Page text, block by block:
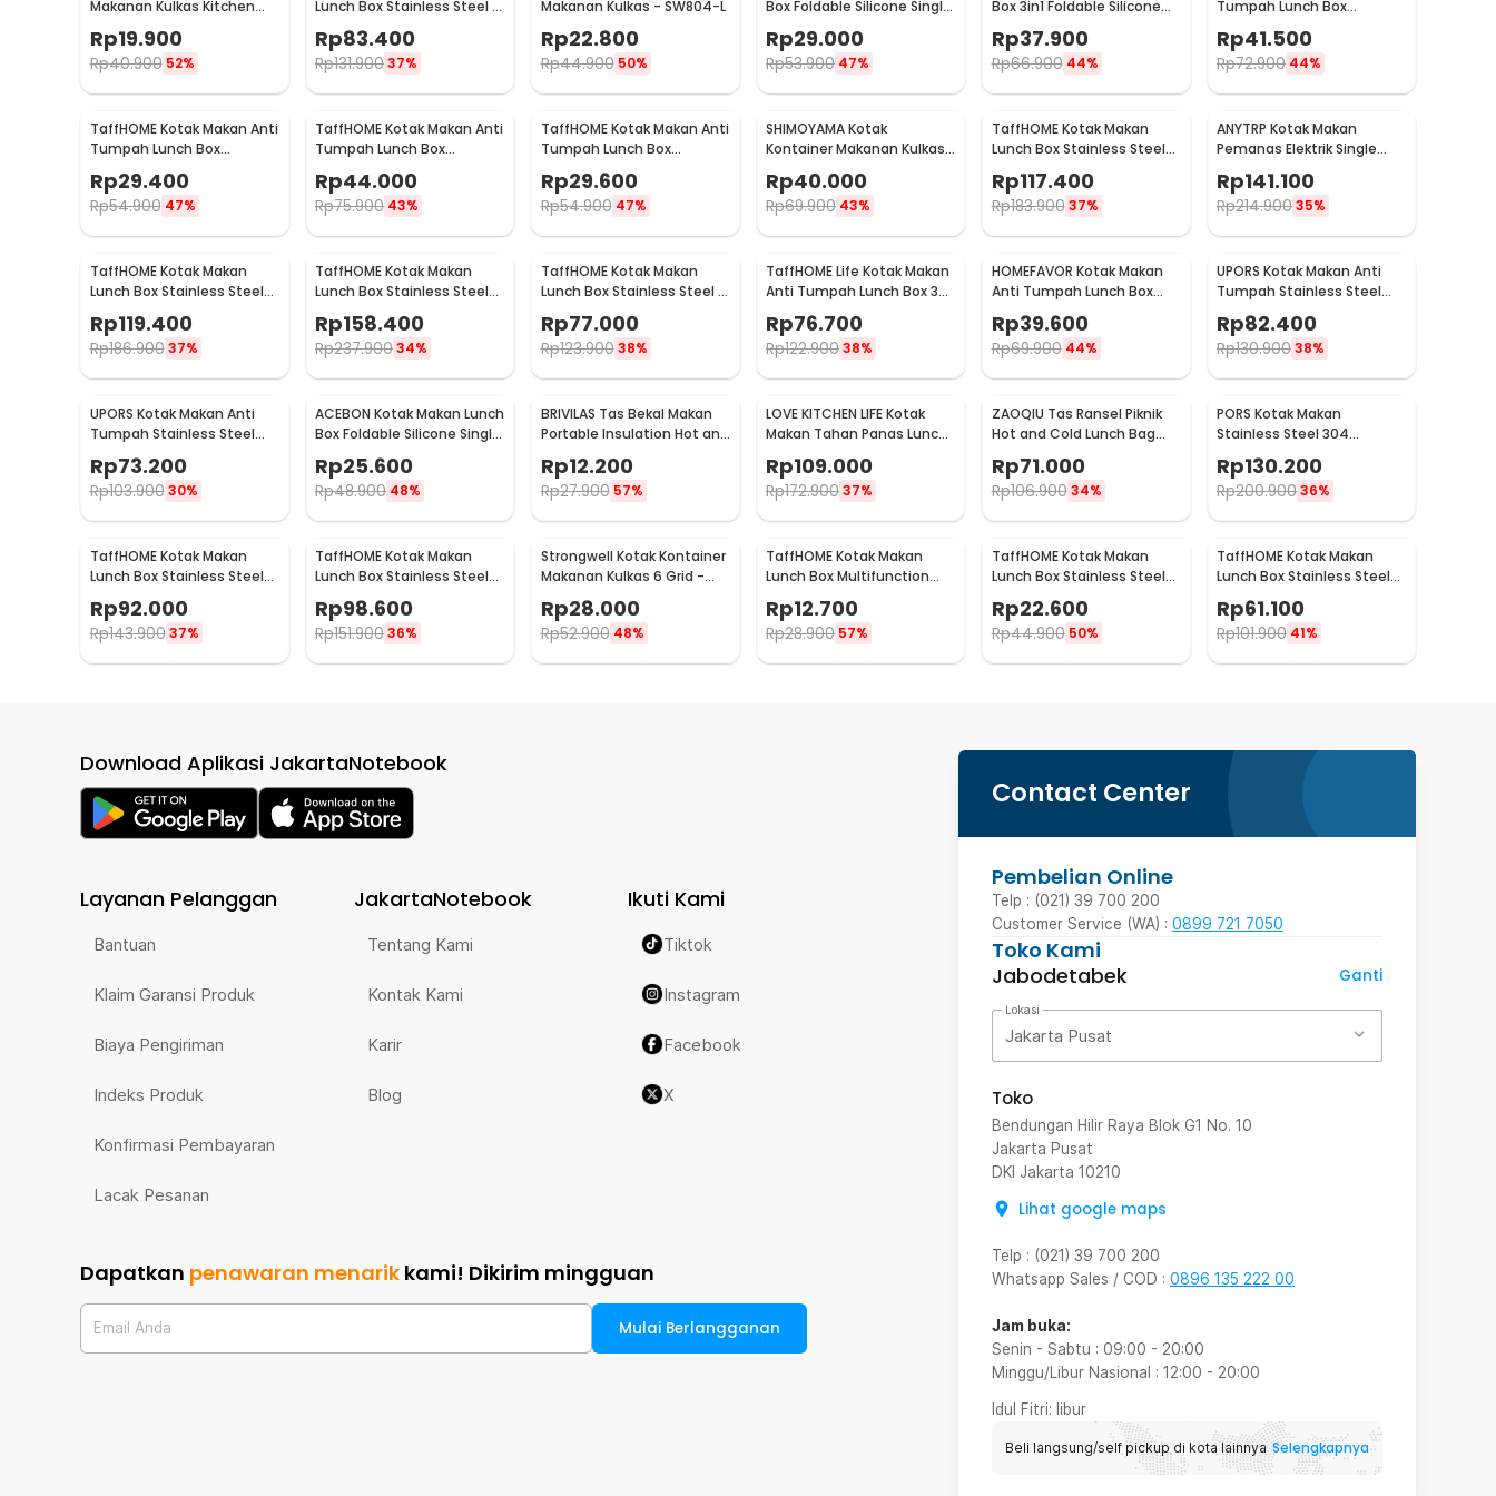
1 x Wadah Saus
1 x Garpu
Makanan Kulkas Kitchen
M
Rp19.900
Rp40.900 52%
Lunch Box Stainless Steel 3
Grid 1L - OU1000
Rp83.400
Rp131.90037%
Makanan Kulkas - SW804-L
Rp22.800
Rp44.900 50%
Box Foldable Silicone Single
Rp29.000
Rp53.900 47%
Box 3in1 Foldable Silicone
300ml 600ml 1200ml - B1
Rp37.900
Rp66.900 44%
Tumpah Lunch Box
- KT046
Rp41.500
Rp72.900 44%
TaffHOME Kotak Makan Anti
Tumpah Lunch Box
- KT046
Rp29.400
Rp54.900 47%
TaffHOME Kotak Makan Anti
Tumpah Lunch Box
- KT273
Rp44.000
Rp75.900 43%
TaffHOME Kotak Makan Anti
Tumpah Lunch Box
Stainless Steel 304 350ml
- KT273
Rp29.600
Rp54.900 47%
SHIMOYAMA Kotak
Kontainer Makanan Kulkas
1.7L - RFS49
Rp40.000
Rp69.900 43%
TaffHOME Kotak Makan
Lunch Box Stainless Steel
J274
Rp117.400
Rp183.900 37%
ANYTRP Kotak Makan
Pemanas Elektrik Single
DFH-C01
Rp141.100
Rp214.90035%
TaffHOME Kotak Makan
Lunch Box Stainless Steel
Compartment - HS233
Rp119.400
Rp186.900 37%
TaffHOME Kotak Makan
Lunch Box Stainless Steel
304 2L Triple
Compartment - HS233
Rp158.400
Rp237.90034%
TaffHOME Kotak Makan
Lunch Box Stainless Steel 4
Rp77.000
Rp123.900 38%
TaffHOME Life Kotak Makan
Anti Tumpah Lunch Box 3
Grid 1.5L - CPL050
Rp76.700
Rp122.90038%
HOMEFAVOR Kotak Makan
Anti Tumpah Lunch Box
Double Layer 3 Grid 1.2L -
HF225
Rp39.600
Rp69.900 44%
UPORS Kotak Makan Anti
Tumpah Stainless Steel
Lunch Box 4 Grid 1.5L - UP4
Rp82.400
Rp130.90038%
UPORS Kotak Makan Anti
Tumpah Stainless Steel
Lunch Box 3 Grid 1.3L - UP3
Rp73.200
Rp103.900 30%
ACEBON Kotak Makan Lunch
Box Foldable Silicone Single
Layer 550ml - ACB55
Rp25.600
Rp48.900 48%
BRIVILAS Tas Bekal Makan
Portable Insulation Hot and
Rp12.200
Rp27.900 57%
LOVE KITCHEN LIFE Kotak
Makan Tahan Panas Lunch
YM8686/YM9645
Rp109.000
Rp172.90037%
ZAOQIU Tas Ransel Piknik
Hot and Cold Lunch Bag
Rp71.000
Rp106.900 34%
PORS Kotak Makan
Stainless Steel 304
Leakproof with Soup Bowl 5
Grid - P-5
Rp130.200
Rp200.90036%
TaffHOME Kotak Makan
Lunch Box Stainless Steel
Rp92.000
Rp143.900 37%
TaffHOME Kotak Makan
Lunch Box Stainless Steel
304 1.3L 4 Grid - U-4
Rp98.600
Rp151.90036%
Strongwell Kotak Kontainer
Makanan Kulkas 6 Grid -
Rp28.000
Rp52.900 48%
TaffHOME Kotak Makan
Lunch Box Multifunction
- AC-21
Rp12.700
Rp28.900 57%
TaffHOME Kotak Makan
Lunch Box Stainless Steel
410 650ml - HS410
Rp22.600
Rp44.900 50%
TaffHOME Kotak Makan
Lunch Box Stainless Steel
Single Layer 850ml - U-30
Rp61.100
Rp101.900 41%
Contact Center
Pembelian Online
Telp : (021) 39 700 200
Customer Service (WA) : 0899 721 7050
Toko Kami
Jabodetabek
Ganti
Lokasi
Jakarta Pusat
Toko
Bendungan Hilir Raya Blok G1 No. 10
Jakarta Pusat
DKI Jakarta 10210
Lihat google maps
Telp : (021) 39 700 200
Whatsapp Sales / COD : 0896 135 222 00
Jam buka:
Senin - Sabtu : 09:00 - 20:00
Minggu/Libur Nasional : 12:00 - 20:00
Idul Fitri: libur
Beli langsung/self pickup di kota lainnya Selengkapnya
Download Aplikasi JakartaNotebook
Layanan Pelanggan
Bantuan
Klaim Garansi Produk
Biaya Pengiriman
Indeks Produk
Konfirmasi Pembayaran
Lacak Pesanan
JakartaNotebook
Tentang Kami
Kontak Kami
Karir
Blog
Ikuti Kami
Tiktok
Instagram
Facebook
X
Dapatkan penawaran menarik kami! Dikirim mingguan
Email Anda Mulai Berlangganan